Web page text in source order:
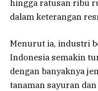
hingga ratusan ribu
dalam keterangan
Menurut ia, industri
Indonesia semakin
dengan banyaknya
tanaman sayuran